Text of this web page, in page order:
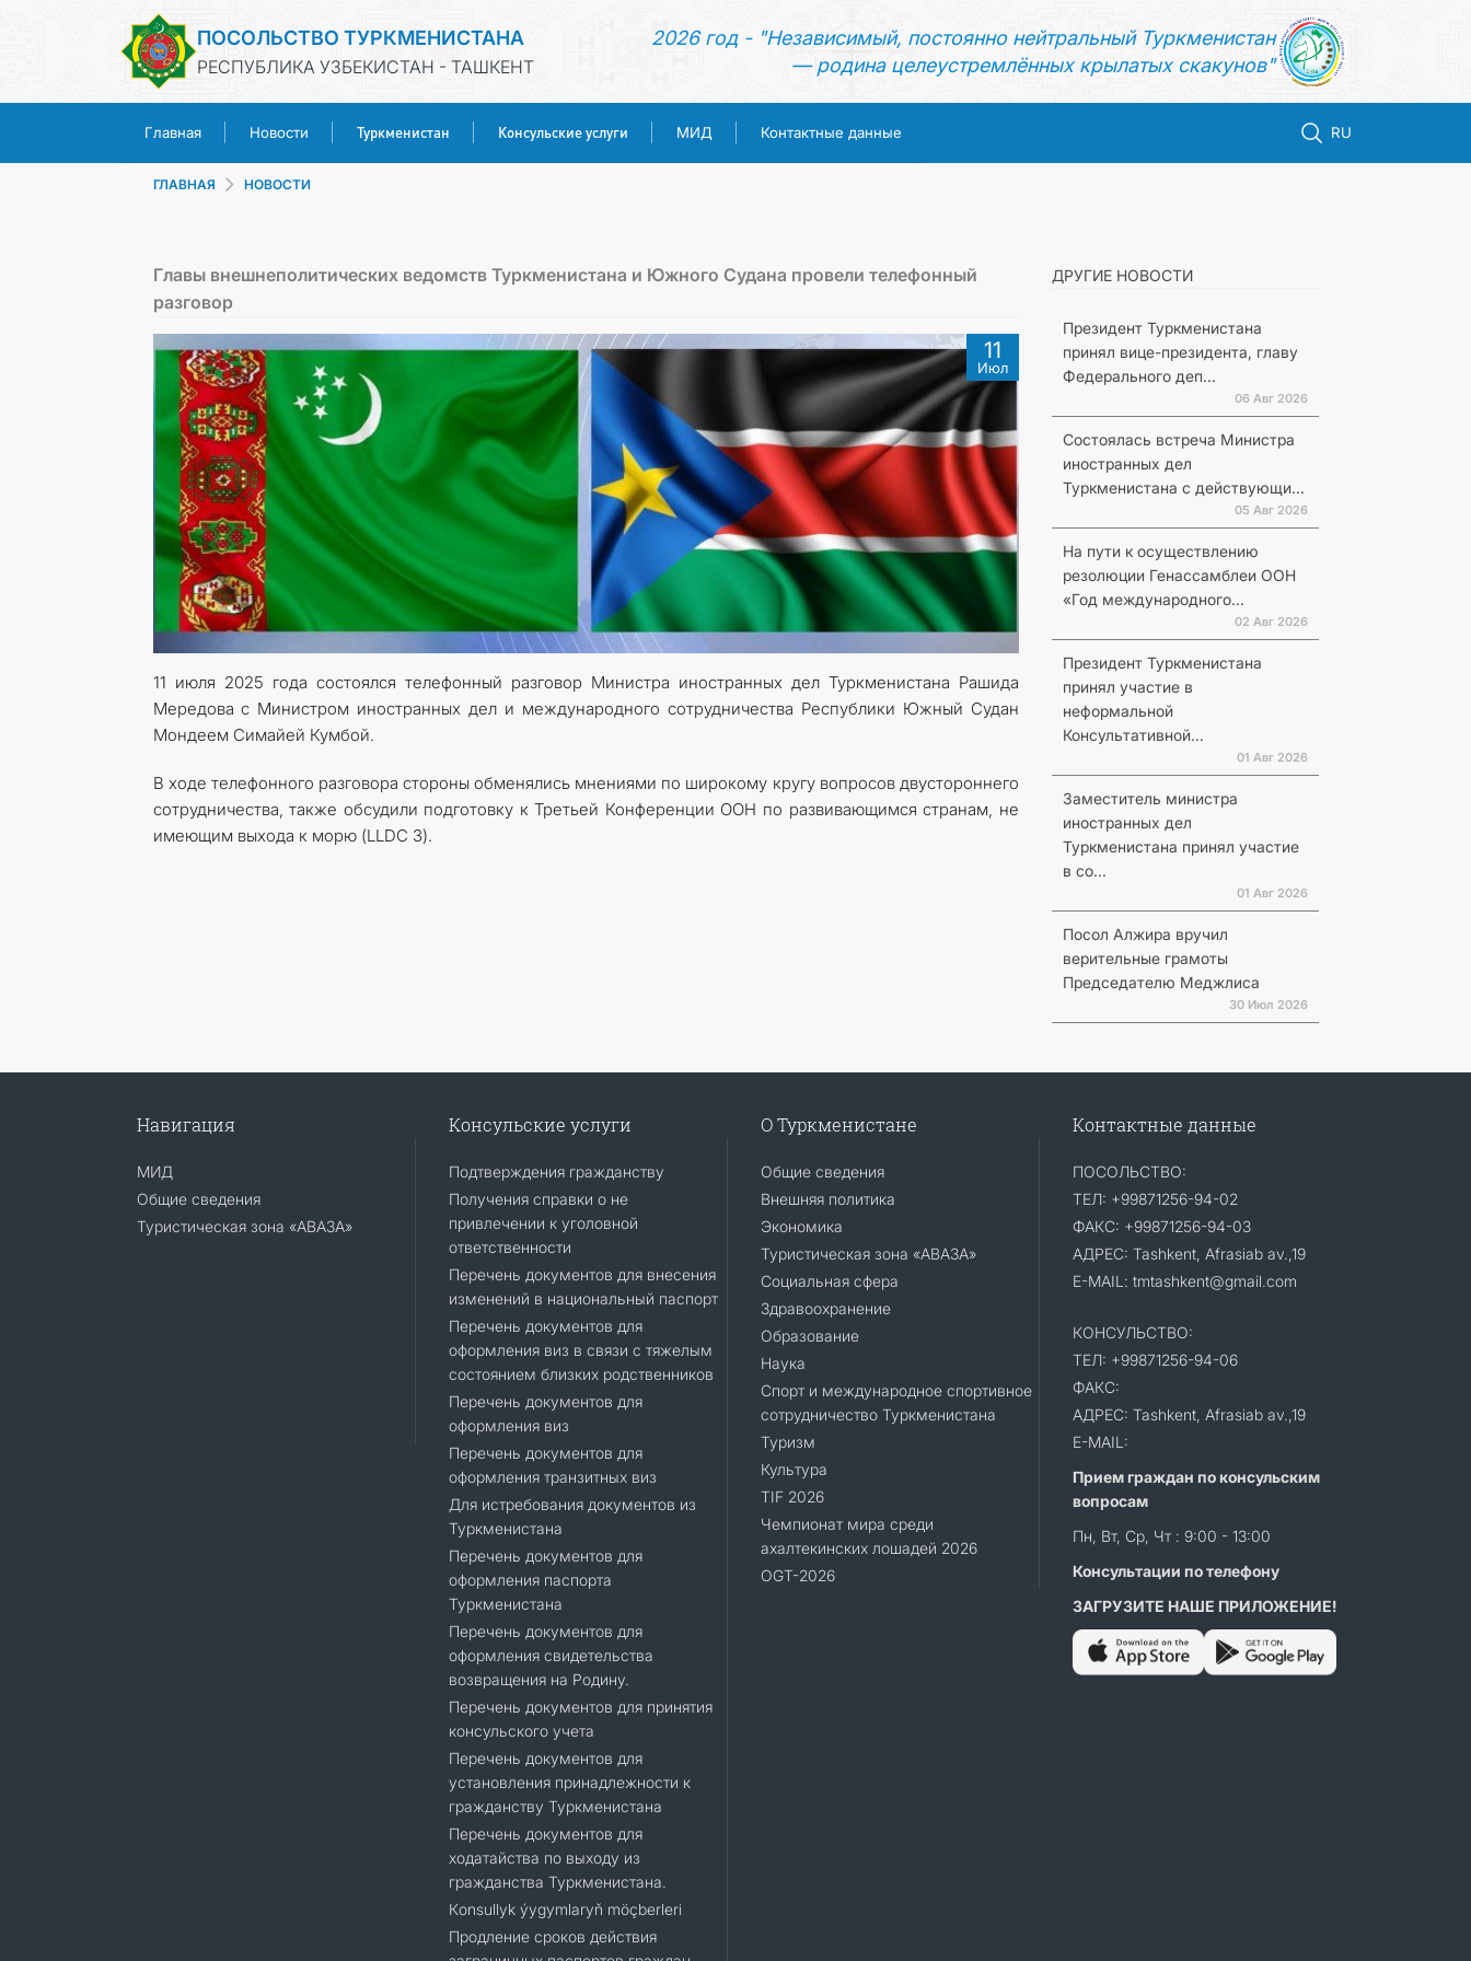
ПОСОЛЬСТВО ТУРКМЕНИСТАНА
РЕСПУБЛИКА УЗБЕКИСТАН - ТАШКЕНТ
2026 год - "Независимый, постоянно нейтральный Туркменистан
— родина целеустремлённых крылатых скакунов"
Главная Новости Туркменистан Консульские услуги МИД Контактные данные RU
МИД
КОНТАКТНЫЕ ДАННЫЕ
ГЛАВНАЯ НОВОСТИ
Главы внешнеполитических ведомств Туркменистана и Южного Судана провели телефонный
разговор
11
Июл
11 июля 2025 года состоялся телефонный разговор Министра иностранных дел Туркменистана Рашида
Мередова с Министром иностранных дел и международного сотрудничества Республики Южный Судан
Мондеем Симайей Кумбой.
В ходе телефонного разговора стороны обменялись мнениями по широкому кругу вопросов двустороннего
сотрудничества, также обсудили подготовку к Третьей Конференции ООН по развивающимся странам, не
имеющим выхода к морю (LLDC 3).
ДРУГИЕ НОВОСТИ
Президент Туркменистана
принял вице-президента, главу
Федерального деп...
06 Авг 2026
Состоялась встреча Министра
иностранных дел
Туркменистана с действующи...
05 Авг 2026
На пути к осуществлению
резолюции Генассамблеи ООН
«Год международного...
02 Авг 2026
Президент Туркменистана
принял участие в
неформальной
Консультативной...
01 Авг 2026
Заместитель министра
иностранных дел
Туркменистана принял участие
в со...
01 Авг 2026
Посол Алжира вручил
верительные грамоты
Председателю Меджлиса
30 Июл 2026
Навигация
МИД
Общие сведения
Туристическая зона «АВАЗА»
Консульские услуги
Подтверждения гражданству
Получения справки о не
привлечении к уголовной
ответственности
Перечень документов для внесения
изменений в национальный паспорт
Перечень документов для
оформления виз в связи с тяжелым
состоянием близких родственников
Перечень документов для
оформления виз
Перечень документов для
оформления транзитных виз
Для истребования документов из
Туркменистана
Перечень документов для
оформления паспорта
Туркменистана
Перечень документов для
оформления свидетельства
возвращения на Родину.
Перечень документов для принятия
консульского учета
Перечень документов для
установления принадлежности к
гражданству Туркменистана
Перечень документов для
ходатайства по выходу из
гражданства Туркменистана.
Кonsullyk ýygymlaryň möçberleri
Продление сроков действия
О Туркменистане
Общие сведения
Внешняя политика
Экономика
Туристическая зона «АВАЗА»
Социальная сфера
Здравоохранение
Образование
Наука
Спорт и международное спортивное
сотрудничество Туркменистана
Туризм
Культура
TIF 2026
Чемпионат мира среди
ахалтекинских лошадей 2026
OGT-2026
Контактные данные
ПОСОЛЬСТВО:
ТЕЛ: +99871256-94-02
ФАКС: +99871256-94-03
АДРЕС: Tashkent, Afrasiab av.,19
E-MAIL: tmtashkent@gmail.com
КОНСУЛЬСТВО:
ТЕЛ: +99871256-94-06
ФАКС:
АДРЕС: Tashkent, Afrasiab av.,19
E-MAIL:
Прием граждан по консульским
вопросам
Пн, Вт, Ср, Чт : 9:00 - 13:00
Консультации по телефону
ЗАГРУЗИТЕ НАШЕ ПРИЛОЖЕНИЕ!